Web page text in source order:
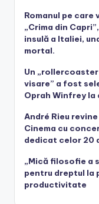
Romanul pe care
„Crima din
insulă a Italiei,
mortal.
Un
visare” a fost
Oprah Winfrey la
André Rieu
Cinema cu
dedicat celor 20
„Mică filosofie a
pentru dreptul la
productivitate